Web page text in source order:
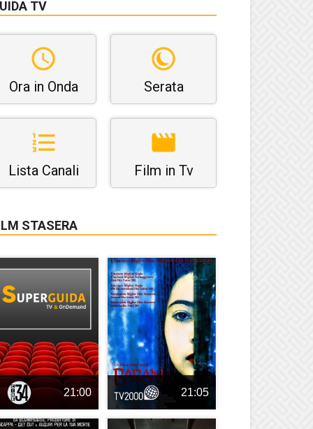
TV
Ora in Onda Serata
Lista Canali Film in Tv
STASERA
21:00 21:05